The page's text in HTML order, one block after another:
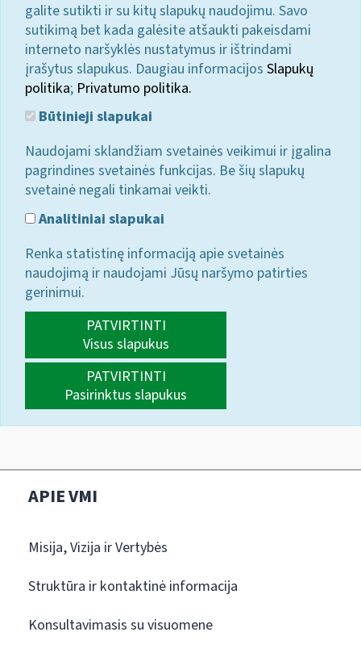
galite sutikti ir su kitų slapukų naudojimu. Savo
sutikimą bet kada galėsite atšaukti pakeisdami
interneto naršyklės nustatymus ir ištrindami
įrašytus slapukus. Daugiau informacijos Slapukų
politika; Privatumo politika.
Būtinieji slapukai
Naudojami sklandžiam svetainės veikimui ir įgalina
pagrindines svetainės funkcijas. Be šių slapukų
svetainė negali tinkamai veikti.
Analitiniai slapukai
Renka statistinę informaciją apie svetainės
naudojimą ir naudojami Jūsų naršymo patirties
gerinimui.
PATVIRTINTI
Visus slapukus
PATVIRTINTI
Pasirinktus slapukus
APIE VMI
Misija, Vizija ir Vertybės
Struktūra ir kontaktinė informacija
Konsultavimasis su visuomene